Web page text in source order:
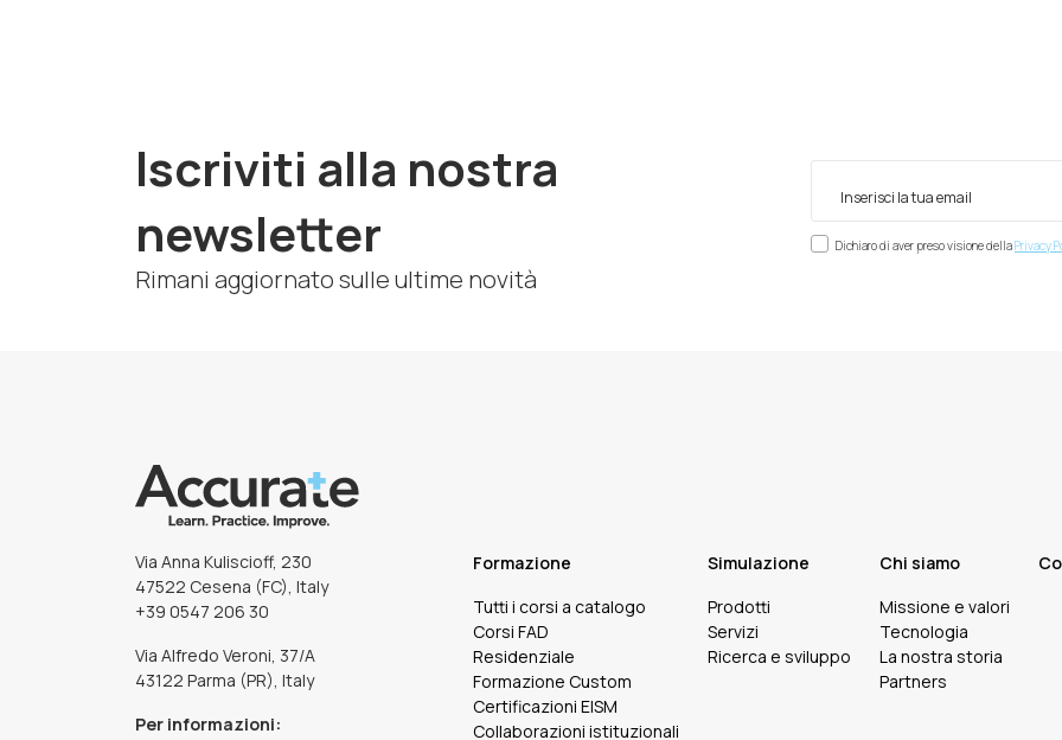
Iscriviti alla nostra
newsletter
Rimani aggiornato sulle ultime novità
Dichiaro di aver preso visione dellaPrivacy
Via Anna Kuliscioff, 230
47522 Cesena (FC), Italy
+39 0547 206 30
Via Alfredo Veroni, 37/A
43122 Parma (PR), Italy
Per informazioni:
Formazione
Tutti i corsi a catalogo
Corsi FAD
Residenziale
Formazione Custom
Certificazioni EISM
Collaborazioni istituzionali
Simulazione
Prodotti
Servizi
Ricerca e sviluppo
Chi siamo
Missione e valori
Tecnologia
La nostra storia
Partners